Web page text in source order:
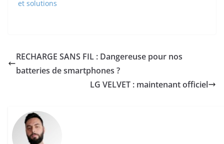
et solutions
RECHARGE SANS FIL : Dangereuse pour nos
batteries de smartphones ?
LG VELVET : maintenant officiel